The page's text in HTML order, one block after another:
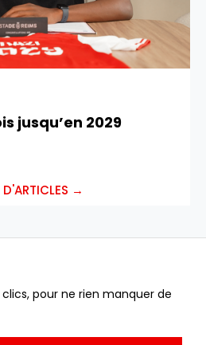
jusqu’en 2029
D'ARTICLES →
pour ne rien manquer de